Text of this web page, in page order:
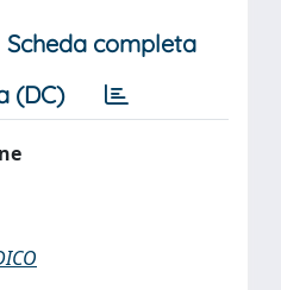
Scheda completa
(DC)